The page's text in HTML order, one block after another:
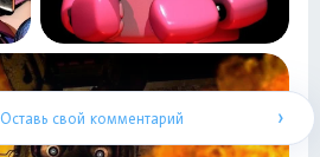
Оставь свой комментарий ›